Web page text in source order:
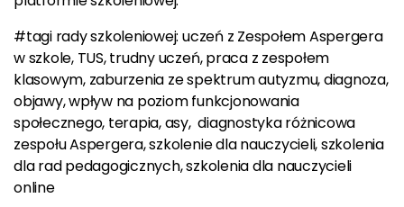
#tagi rady szkoleniowej: uczeń z Zespołem Aspergera
w szkole, TUS, trudny uczeń, praca z zespołem
klasowym, zaburzenia ze spektrum autyzmu, diagnoza,
objawy, wpływ na poziom funkcjonowania
społecznego, terapia, asy, diagnostyka różnicowa
zespołu Aspergera, szkolenie dla nauczycieli, szkolenia
dla rad pedagogicznych, szkolenia dla nauczycieli
online